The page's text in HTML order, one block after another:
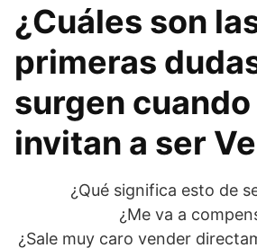
¿Cuáles son
primeras
surgen
invitan a ser
¿Qué significa esto de
¿Me va a
¿Sale muy caro vender